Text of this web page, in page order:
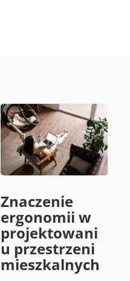
Znaczenie
ergonomii w
projektowani
u przestrzeni
mieszkalnych